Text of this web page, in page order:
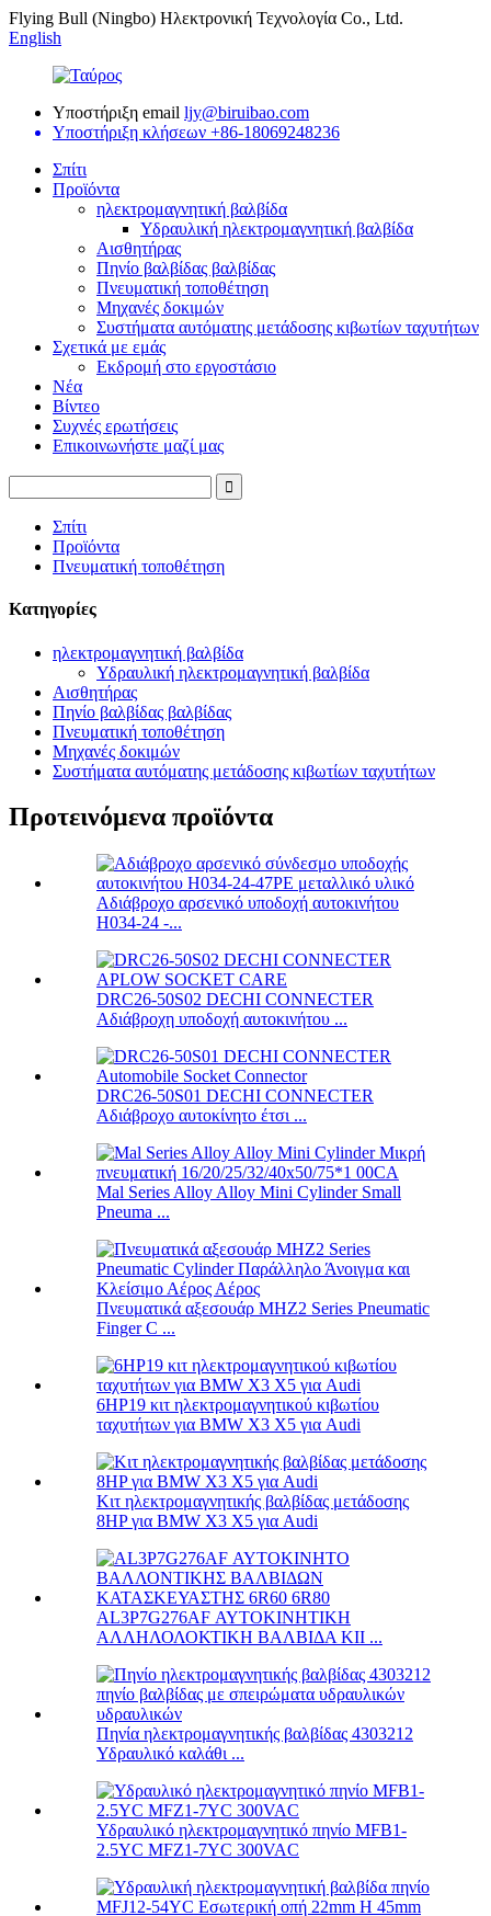
Flying Bull (Ningbo) Ηλεκτρονική Τεχνολογία Co., Ltd.
English
Υποστήριξη email ljy@biruibao.com
Υποστήριξη κλήσεων +86-18069248236
Σπίτι
Προϊόντα
ηλεκτρομαγνητική βαλβίδα
Υδραυλική ηλεκτρομαγνητική βαλβίδα
Αισθητήρας
Πηνίο βαλβίδας βαλβίδας
Πνευματική τοποθέτηση
Μηχανές δοκιμών
Συστήματα αυτόματης μετάδοσης κιβωτίων ταχυτήτων
Σχετικά με εμάς
Εκδρομή στο εργοστάσιο
Νέα
Βίντεο
Συχνές ερωτήσεις
Επικοινωνήστε μαζί μας
Σπίτι
Προϊόντα
Πνευματική τοποθέτηση
Κατηγορίες
ηλεκτρομαγνητική βαλβίδα
Υδραυλική ηλεκτρομαγνητική βαλβίδα
Αισθητήρας
Πηνίο βαλβίδας βαλβίδας
Πνευματική τοποθέτηση
Μηχανές δοκιμών
Συστήματα αυτόματης μετάδοσης κιβωτίων ταχυτήτων
Προτεινόμενα προϊόντα
Αδιάβροχο αρσενικό υποδοχή αυτοκινήτου
H034-24 -...
DRC26-50S02 DECHI CONNECTER
Αδιάβροχη υποδοχή αυτοκινήτου ...
DRC26-50S01 DECHI CONNECTER
Αδιάβροχο αυτοκίνητο έτσι ...
Mal Series Alloy Alloy Mini Cylinder Small
Pneuma ...
Πνευματικά αξεσουάρ MHZ2 Series Pneumatic
Finger C ...
6HP19 κιτ ηλεκτρομαγνητικού κιβωτίου
ταχυτήτων για BMW X3 X5 για Audi
Κιτ ηλεκτρομαγνητικής βαλβίδας μετάδοσης
8HP για BMW X3 X5 για Audi
AL3P7G276AF ΑΥΤΟΚΙΝΗΤΙΚΗ
ΑΛΛΗΛΟΛΟΚΤΙΚΗ ΒΑΛΒΙΔΑ ΚΙΙ ...
Πηνία ηλεκτρομαγνητικής βαλβίδας 4303212
Υδραυλικό καλάθι ...
Υδραυλικό ηλεκτρομαγνητικό πηνίο MFB1-
2.5YC MFZ1-7YC 300VAC